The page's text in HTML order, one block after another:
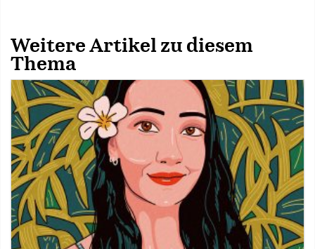
Weitere Artikel zu diesem
Thema